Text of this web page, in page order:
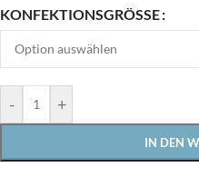
KONFEKTIONSGRÖSSE
- +
IN DEN